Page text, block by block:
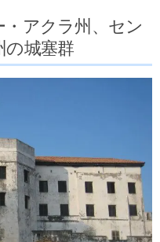
アクラ州、セン
の城塞群